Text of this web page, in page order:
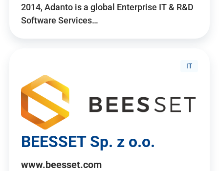
2014, Adanto is a global Enterprise IT & R&D
Software Services…
IT
BEESSET Sp. z o.o.
www.beesset.com